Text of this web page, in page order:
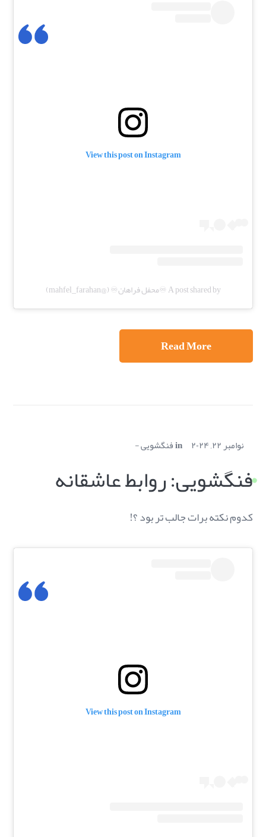
View this post on Instagram
A post shared by ♾️محفل فراهان♾️ (@mahfel_farahan)
Read More
نوامبر ۲۲, ۲۰۲۴ inفنگشویی
فنگشویی: روابط عاشقانه
کدوم نکته برات جالب تر بود ؟!
View this post on Instagram